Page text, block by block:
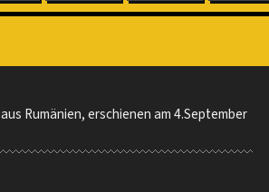
aus Rumänien, erschienen am 4.September